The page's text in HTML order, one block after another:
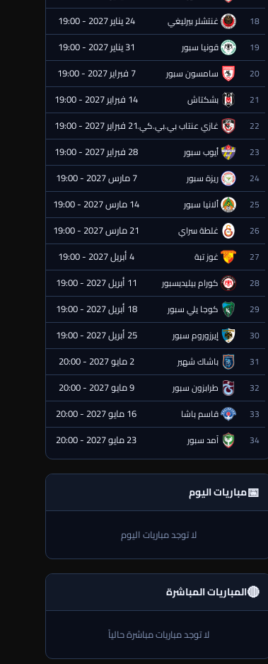
18 غنتشلر بيرليغي 24 يناير 2027 - 19:00
19 قونيا سبور 31 يناير 2027 - 19:00
20 سامسون سبور 7 فبراير 2027 - 19:00
21 بشكتاش 14 فبراير 2027 - 19:00
22 غازي عنتاب بي.بي.كي.21 فبراير 2027 - 19:00
23 أيوب سبور 28 فبراير 2027 - 19:00
24 ريزة سبور 7 مارس 2027 - 19:00
25 ألانيا سبور 14 مارس 2027 - 19:00
26 غلطة سراي 21 مارس 2027 - 19:00
27 غوز تبة 4 أبريل 2027 - 19:00
28 كورام بيليديسبور 11 أبريل 2027 - 19:00
29 كوجا يلي سبور 18 أبريل 2027 - 19:00
30 إيرزوروم سبور 25 أبريل 2027 - 19:00
31 باشاك شهير 2 مايو 2027 - 20:00
32 طرابزون سبور 9 مايو 2027 - 20:00
33 قاسم باشا 16 مايو 2027 - 20:00
34 آمد سبور 23 مايو 2027 - 20:00
📅مباريات اليوم
لا توجد مباريات اليوم
🔴المباريات المباشرة
لا توجد مباريات مباشرة حالياً